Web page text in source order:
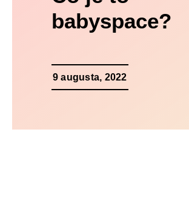
babyspace?
9 augusta, 2022